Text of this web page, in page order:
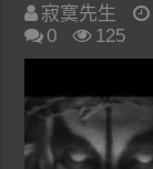
寂寞先生
0
125